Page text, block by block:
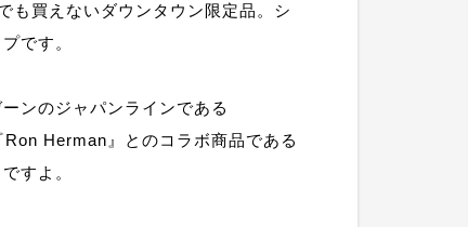
も買えないダウンタウン限定品。シ
です。
ンのジャパンラインである
Herman』とのコラボ商品である
すよ。